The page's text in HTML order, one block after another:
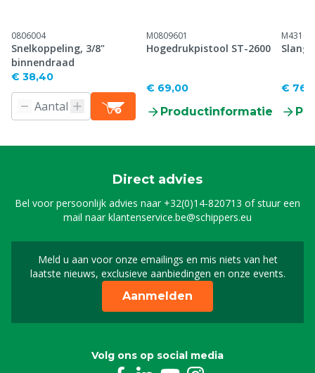
0806004
Snelkoppeling, 3/8"
binnendraad
€ 38,40
M0809601
Hogedrukpistool ST-2600
€ 69,00
Productinformatie
€
Direct advies
Bel voor persoonlijk advies naar +32(0)14-820713 of stuur een
mail naarklantenservice.be@schippers.eu
Meld u aan voor onze emailings en mis niets van het
laatste nieuws, exclusieve aanbiedingen en onze events.
Meld u aan voor onze
Aanmelden
Volg ons op social media